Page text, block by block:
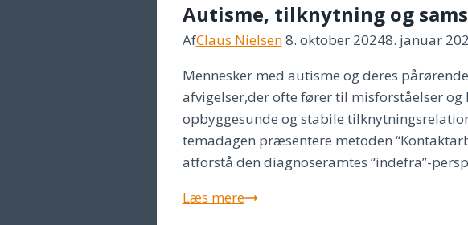
Anne
Høgh,
april
2021
Autisme, tilknytning og
AfClaus Nielsen8. oktober 20248. januar
Mennesker med autisme og deres
afvigelser,der ofte fører til misforståelser
opbyggesunde og stabile
temadagen præsentere metoden
atforstå den diagnoseramtes “indefra”-
Læs mereAutisme,